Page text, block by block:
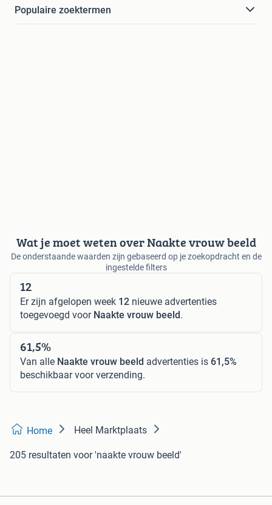
Populaire zoektermen
Wat je moet weten over Naakte vrouw beeld
De onderstaande waarden zijn gebaseerd op je zoekopdracht en de
ingestelde filters
12
Er zijn afgelopen week 12 nieuwe advertenties
toegevoegd voor Naakte vrouw beeld.
61,5%
Van alle Naakte vrouw beeld advertenties is 61,5%
beschikbaar voor verzending.
Home Heel Marktplaats
205 resultaten voor 'naakte vrouw beeld'